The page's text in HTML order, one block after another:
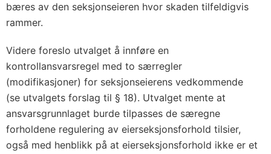
bæres av den seksjonseieren hvor skaden tilfeldigvis
rammer.
Videre foreslo utvalget å innføre en
kontrollansvarsregel med to særregler
(modifikasjoner) for seksjonseierens vedkommende
(se utvalgets forslag til § 18). Utvalget mente at
ansvarsgrunnlaget burde tilpasses de særegne
forholdene regulering av eierseksjonsforhold tilsier,
også med henblikk på at eierseksjonsforhold ikke er et